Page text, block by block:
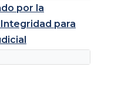
por la
para